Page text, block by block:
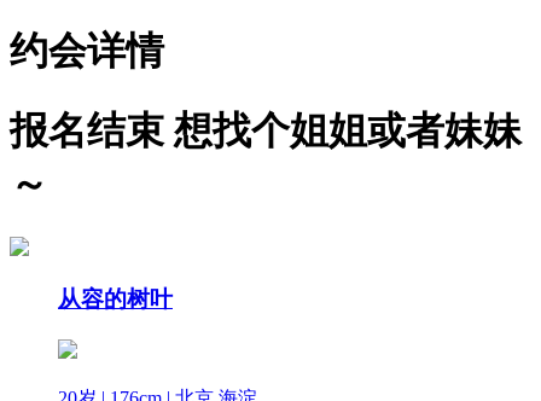
约会详情
报名结束 想找个姐姐或者妹妹
～
从容的树叶